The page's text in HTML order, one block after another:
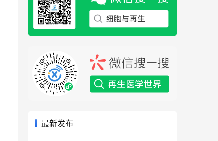
最新发布